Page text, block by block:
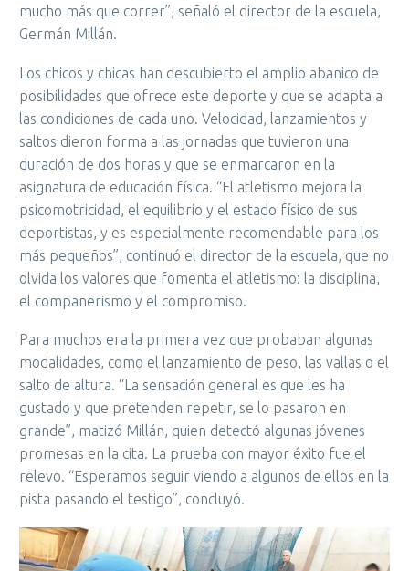
mucho más que correr”, señaló el director de la escuela,
Germán Millán.
Los chicos y chicas han descubierto el amplio abanico de
posibilidades que ofrece este deporte y que se adapta a
las condiciones de cada uno. Velocidad, lanzamientos y
saltos dieron forma a las jornadas que tuvieron una
duración de dos horas y que se enmarcaron en la
asignatura de educación física. “El atletismo mejora la
psicomotricidad, el equilibrio y el estado físico de sus
deportistas, y es especialmente recomendable para los
más pequeños”, continuó el director de la escuela, que no
olvida los valores que fomenta el atletismo: la disciplina,
el compañerismo y el compromiso.
Para muchos era la primera vez que probaban algunas
modalidades, como el lanzamiento de peso, las vallas o el
salto de altura. “La sensación general es que les ha
gustado y que pretenden repetir, se lo pasaron en
grande”, matizó Millán, quien detectó algunas jóvenes
promesas en la cita. La prueba con mayor éxito fue el
relevo. “Esperamos seguir viendo a algunos de ellos en la
pista pasando el testigo”, concluyó.